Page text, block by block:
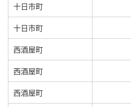
十日市町
十日市町
西酒屋町
西酒屋町
西酒屋町